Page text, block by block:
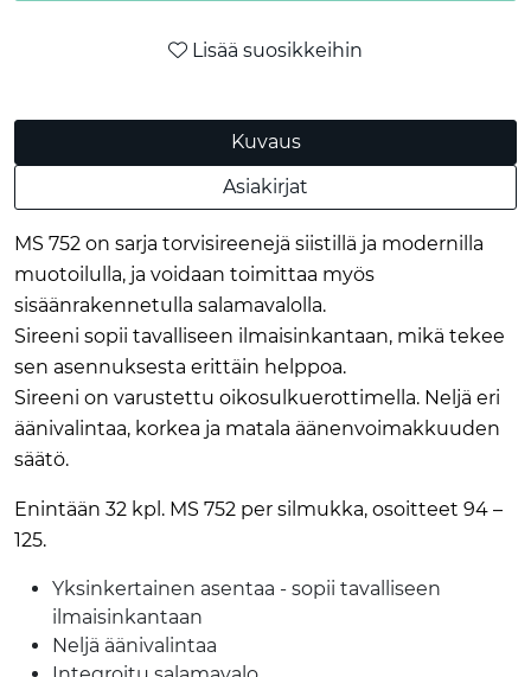
Lisää suosikkeihin
Kuvaus
Asiakirjat
MS 752 on sarja torvisireenejä siistillä ja modernilla
muotoilulla, ja voidaan toimittaa myös
sisäänrakennetulla salamavalolla.
Sireeni sopii tavalliseen ilmaisinkantaan, mikä tekee
sen asennuksesta erittäin helppoa.
Sireeni on varustettu oikosulkuerottimella. Neljä eri
äänivalintaa, korkea ja matala äänenvoimakkuuden
säätö.
Enintään 32 kpl. MS 752 per silmukka, osoitteet 94 –
125.
Yksinkertainen asentaa - sopii tavalliseen
ilmaisinkantaan
Neljä äänivalintaa